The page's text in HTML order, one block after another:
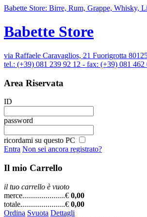
Babette Store: Birre, Rum, Grappe, Whisky,
Babette Store
via Raffaele Caravaglios, 21 Fuorigrotta
tel.: (+39) 081 239 92 12 - fax: (+39) 081 462
Area Riservata
ID
password
ricordami su questo PC
Entra Non sei ancora registrato?
Il mio Carrello
il tuo carrello è vuoto
merce......................€ 0,00
totale.......................€ 0,00
Ordina Svuota Dettagli